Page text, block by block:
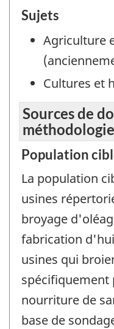
Sujets
Agriculture
Cultures et
Sources de
méthodologie
Population
La population
usines
broyage
fabrication
usines qui
spécifiquement
nourriture de
base de